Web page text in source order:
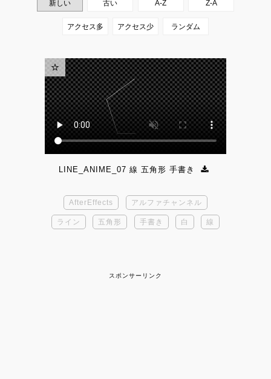
LINE_ANIME_07 線 五角形 手書き
AfterEffects アルファチャンネル
ライン 五角形 手書き 白 線